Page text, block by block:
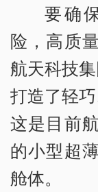
要确
险，高质
航天科技
打造了轻巧
这是目前
的小型超
舱体。